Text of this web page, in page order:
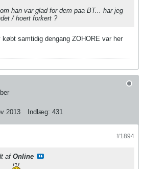
han var glad for dem paa BT... har jeg
/ hoert forkert ?
samtidig dengang ZOHORE var her
2013 Indlæg: 431
#1894
af Online